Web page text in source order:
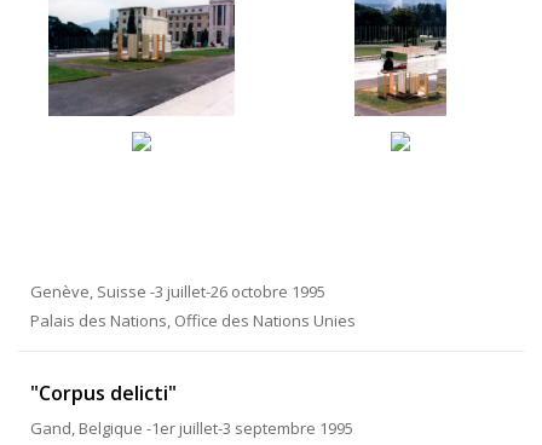
Genève, Suisse -3 juillet-26 octobre 1995
Palais des Nations, Office des Nations Unies
"Corpus delicti"
Gand, Belgique -1er juillet-3 septembre 1995